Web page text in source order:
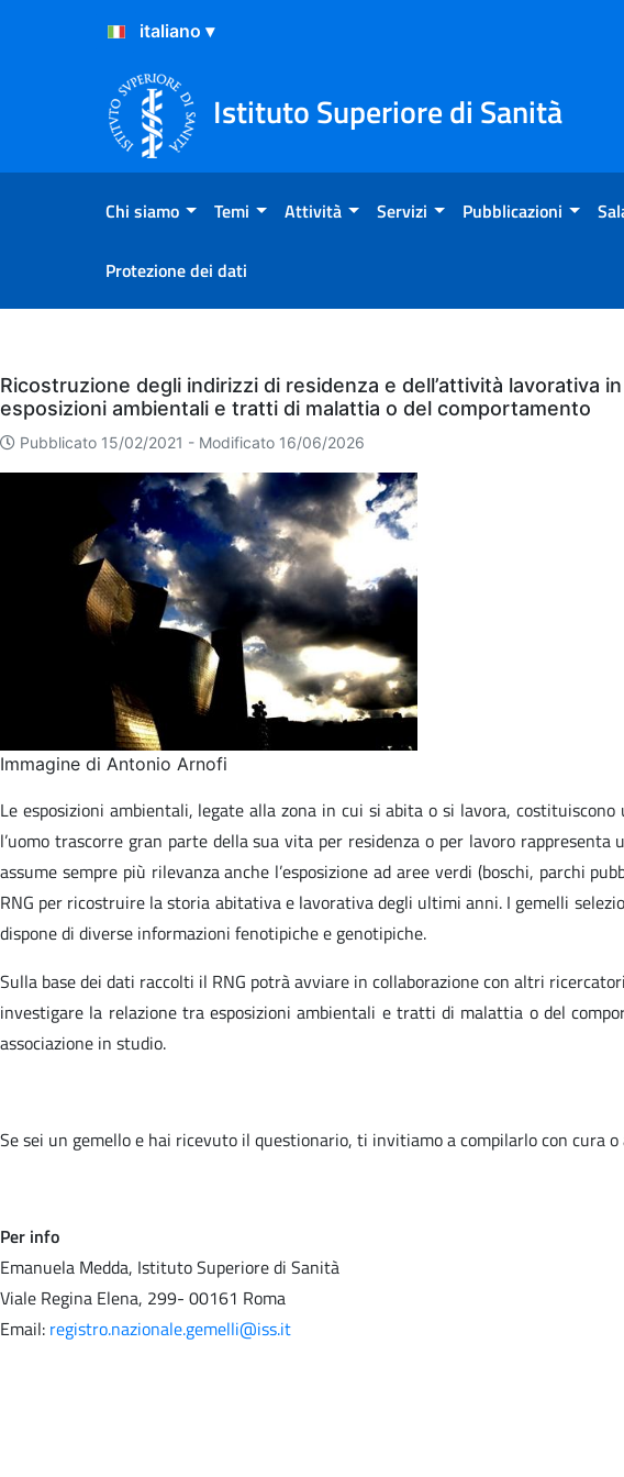
Salta al Contenuto
Salta al Footer
Istituto Superiore di Sanità
Chi siamo Temi Attività Servizi Pubblicazioni
Protezione dei dati
Eventi
Ricostruzione degli indirizzi di residenza e dell’attività lavorativa
esposizioni ambientali e tratti di malattia o del comportamento
Pubblicato 15/02/2021 - Modificato 16/06/2026
Immagine di Antonio Arnofi
Le esposizioni ambientali, legate alla zona in cui si abita o si lavora,
l’uomo trascorre gran parte della sua vita per residenza o per lavoro
assume sempre più rilevanza anche l’esposizione ad aree verdi (boschi, parchi
RNG per ricostruire la storia abitativa e lavorativa degli ultimi anni. I gemelli
dispone di diverse informazioni fenotipiche e genotipiche.
Sulla base dei dati raccolti il RNG potrà avviare in collaborazione con altri
investigare la relazione tra esposizioni ambientali e tratti di malattia o del
associazione in studio.
Se sei un gemello e hai ricevuto il questionario, ti invitiamo a compilarlo con cura
Per info
Emanuela Medda, Istituto Superiore di Sanità
Viale Regina Elena, 299- 00161 Roma
Email: registro.nazionale.gemelli@iss.it